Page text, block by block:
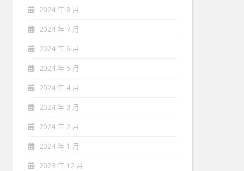
2024 年 8 月
2024 年 7 月
2024 年 6 月
2024 年 5 月
2024 年 4 月
2024 年 3 月
2024 年 2 月
2024 年 1 月
2023 年 12 月